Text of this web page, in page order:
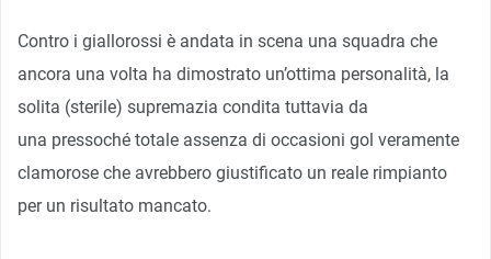
Contro i giallorossi è andata in scena una squadra che
ancora una volta ha dimostrato un’ottima personalità, la
solita (sterile) supremazia condita tuttavia da
una pressoché totale assenza di occasioni gol veramente
clamorose che avrebbero giustificato un reale rimpianto
per un risultato mancato.